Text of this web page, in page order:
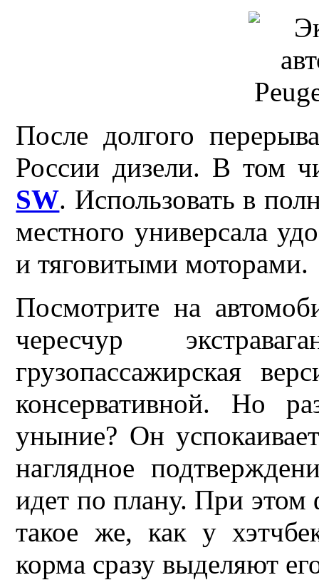
После долгого
России дизели. В том
SW. Использовать в
местного универсала
и тяговитыми моторами.
Посмотрите на
чересчур
грузопассажирская
консервативной. Но
уныние? Он
наглядное
идет по плану. При
такое же, как у
корма сразу выделяют